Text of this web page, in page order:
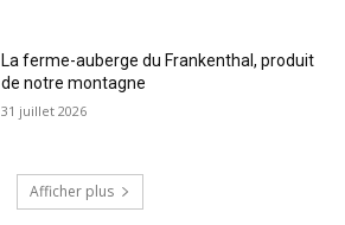
La ferme-auberge du Frankenthal, produit
de notre montagne
31 juillet 2026
Afficher plus